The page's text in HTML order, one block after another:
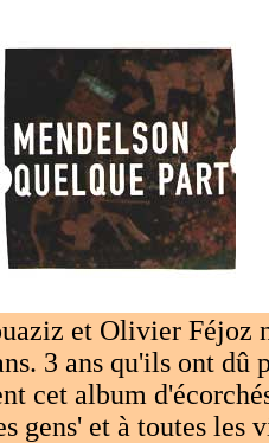
et Olivier Féjoz
3 ans qu'ils ont dû
cet album
gens' et à toutes les